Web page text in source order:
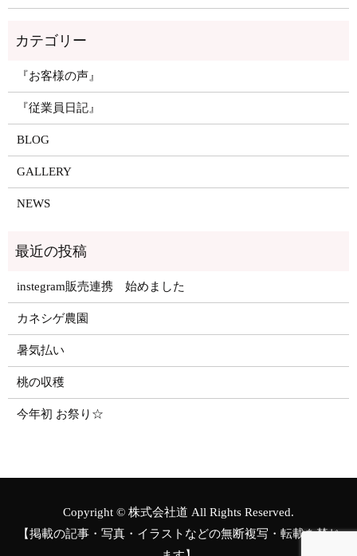
『お客様の声』
『従業員日記』
BLOG
GALLERY
NEWS
instegram販売連携 始めました
カネシゲ農園
暑気払い
桃の収穫
今年初 お祭り☆
Copyright © 株式会社道 All Rights Reserved.
【掲載の記事・写真・イラストなどの無断複写・転載を禁じ